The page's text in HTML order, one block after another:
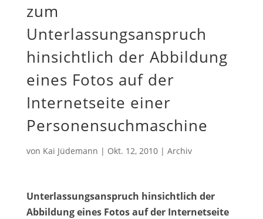
zum
Unterlassungsanspruch
hinsichtlich der Abbildung
eines Fotos auf der
Internetseite einer
Personensuchmaschine
von Kai Jüdemann | Okt. 12, 2010| Archiv
Unterlassungsanspruch hinsichtlich der
Abbildung eines Fotos auf der Internetseite